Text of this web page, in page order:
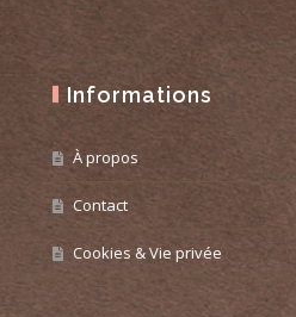
Informations
À propos
Contact
Cookies & Vie privée